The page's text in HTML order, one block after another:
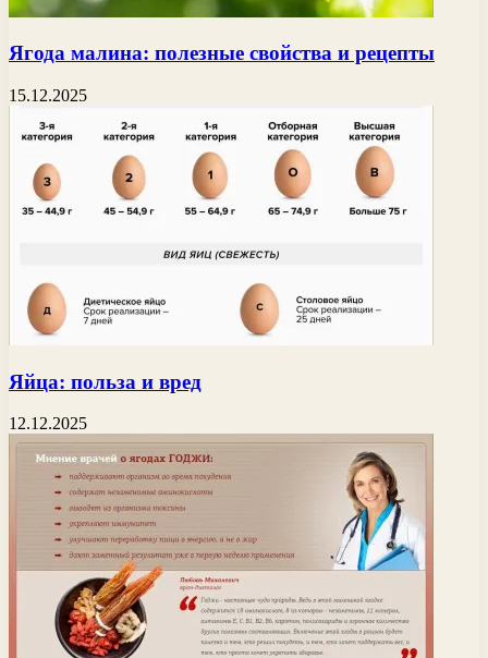
Ягода малина: полезные свойства и рецепты
15.12.2025
Яйца: польза и вред
12.12.2025